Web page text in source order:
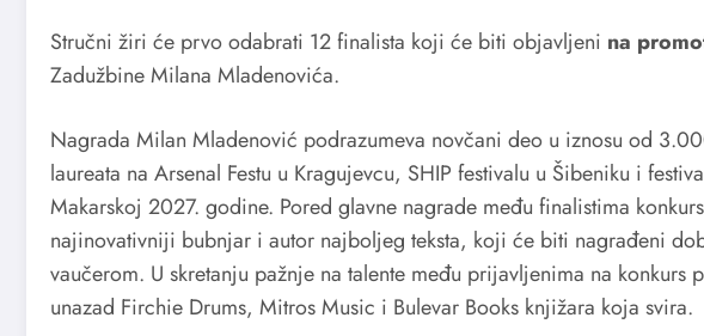
Stručni žiri će prvo odabrati 12 finalista koji će biti objavljeni na
Zadužbine Milana Mladenovića.
Nagrada Milan Mladenović podrazumeva novčani deo u iznosu od
laureata na Arsenal Festu u Kragujevcu, SHIP festivalu u Šibeniku i
Makarskoj 2027. godine. Pored glavne nagrade među finalistima
najinovativniji bubnjar i autor najboljeg teksta, koji će biti nagrađeni
vaučerom. U skretanju pažnje na talente među prijavljenima na konkurs
unazad Firchie Drums, Mitros Music i Bulevar Books knjižara koja svira.